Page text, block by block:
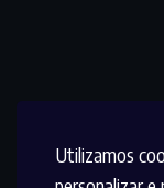
Utilizamos